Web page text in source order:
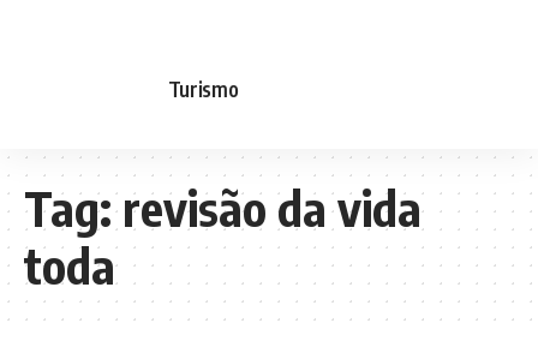
Turismo
Tag:revisão da vida
toda